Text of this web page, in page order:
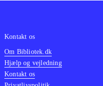
Kontakt os
Om Bibliotek.dk
Hjælp og vejledning
Kontakt os